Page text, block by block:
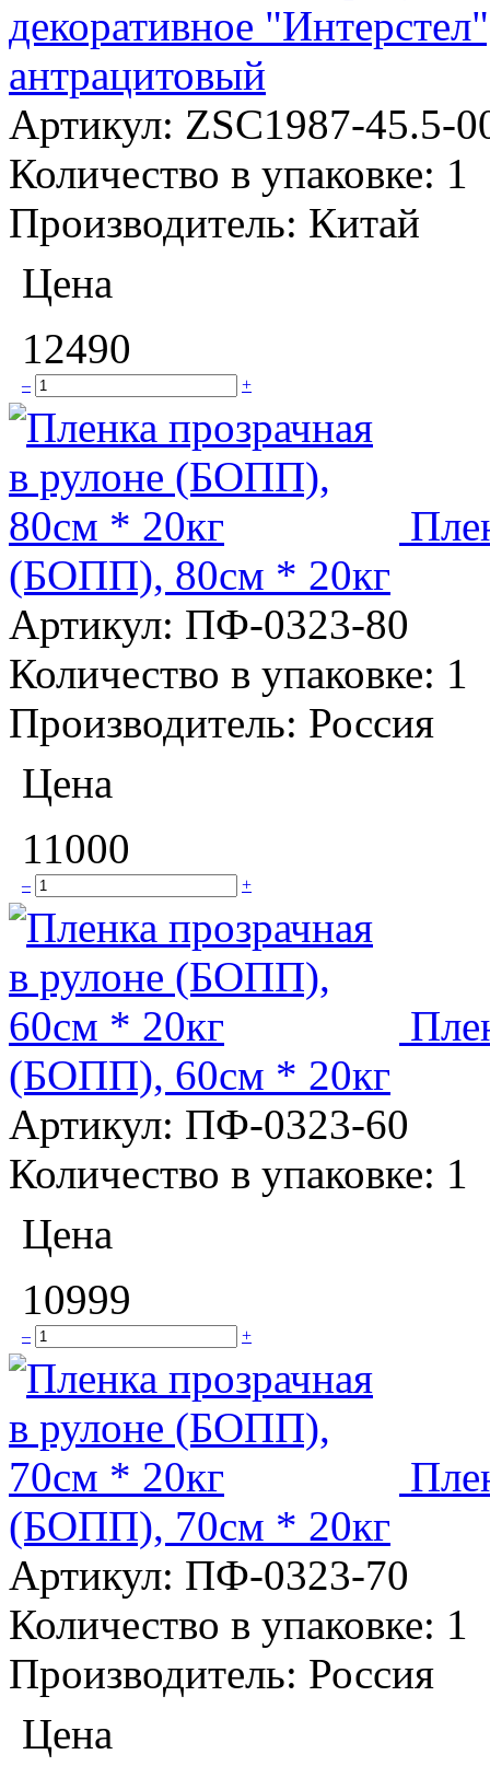
декоративное
антрацитовый
Артикул: ZSC1987-45.5-
Количество в упаковке: 1
Производитель: Китай
Цена
12490
– +
(БОПП), 80см * 20кг
Артикул: ПФ-0323-80
Количество в упаковке: 1
Производитель: Россия
Цена
11000
– +
(БОПП), 60см * 20кг
Артикул: ПФ-0323-60
Количество в упаковке: 1
Цена
10999
– +
(БОПП), 70см * 20кг
Артикул: ПФ-0323-70
Количество в упаковке: 1
Производитель: Россия
Цена